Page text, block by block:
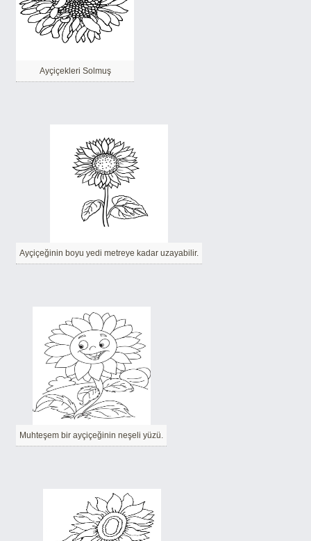
Ayçiçekleri Solmuş
Ayçiçeğinin boyu yedi metreye kadar uzayabilir.
Muhteşem bir ayçiçeğinin neşeli yüzü.